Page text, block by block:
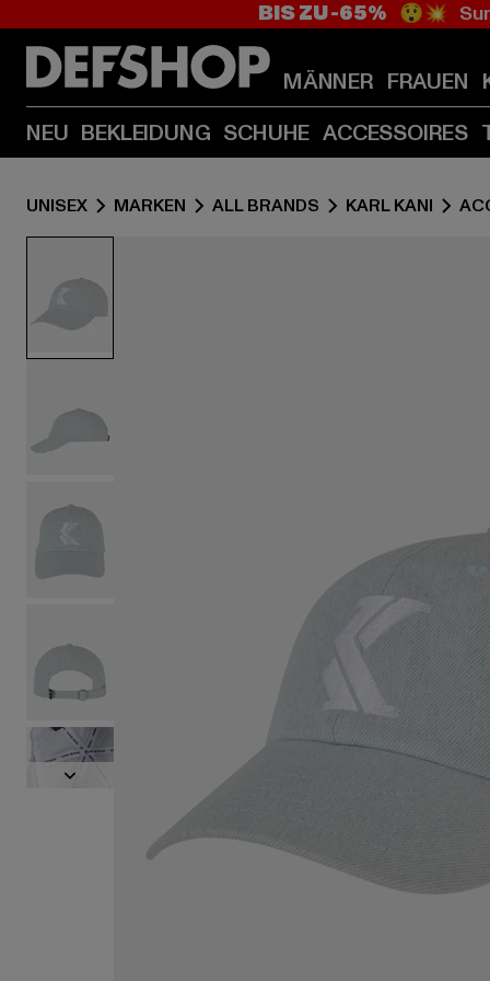
BIS ZU -65% 😲💥
MÄNNER FRAUEN
NEU BEKLEIDUNG SCHUHE ACCESSOIRES
UNISEX MARKEN ALL BRANDS KARL KANI